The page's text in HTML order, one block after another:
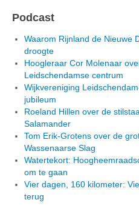
Podcast
Waarom Rijnland de Nieuwe
droogte
Hoogleraar Cor Molenaar
Leidschendamse centrum
Wijkvereniging
jubileum
Roeland Hillen over de
Salamander
Tom Erik-Grotens over de
Wassenaarse Slag
Watertekort:
om te gaan
Vier dagen, 160 kilometer:
terug